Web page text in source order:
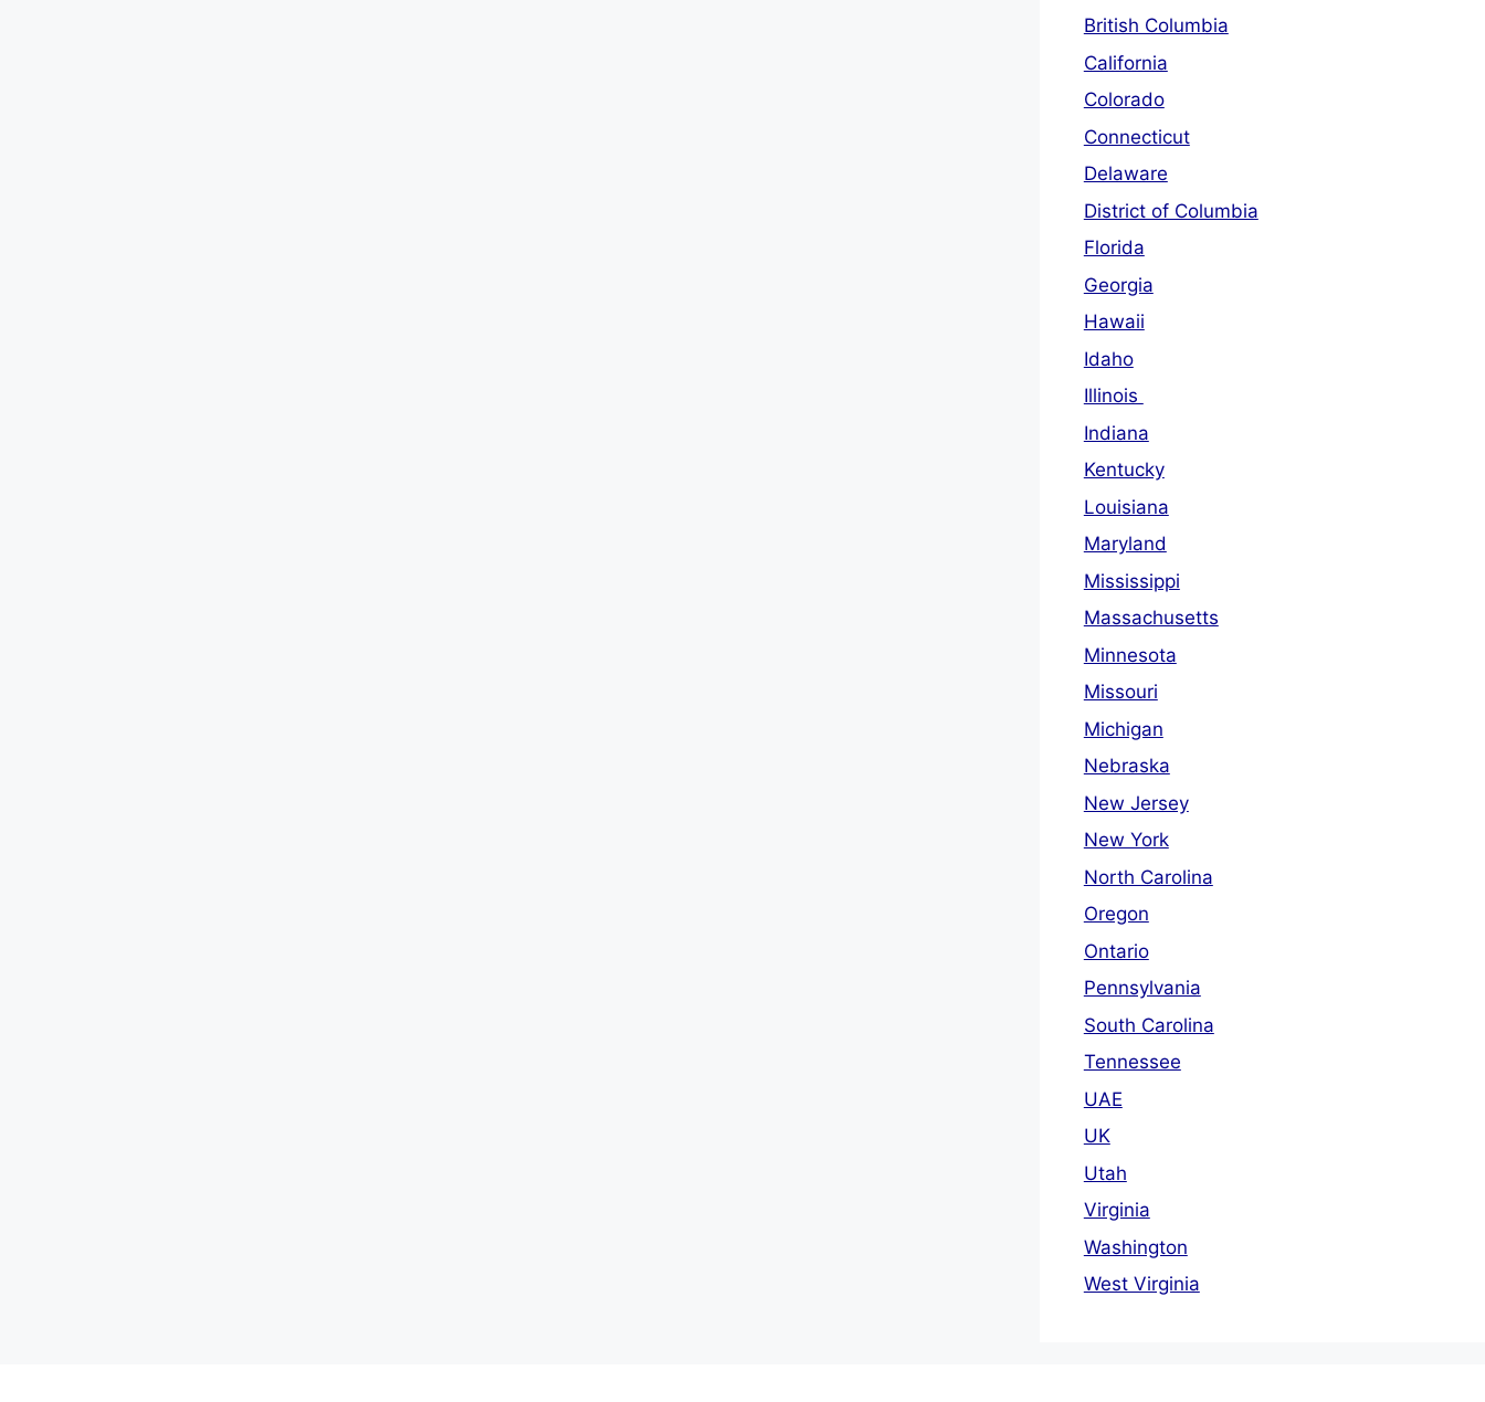
British Columbia
California
Colorado
Connecticut
Delaware
District of Columbia
Florida
Georgia
Hawaii
Idaho
Illinois
Indiana
Kentucky
Louisiana
Maryland
Mississippi
Massachusetts
Minnesota
Missouri
Michigan
Nebraska
New Jersey
New York
North Carolina
Oregon
Ontario
Pennsylvania
South Carolina
Tennessee
UAE
UK
Utah
Virginia
Washington
West Virginia